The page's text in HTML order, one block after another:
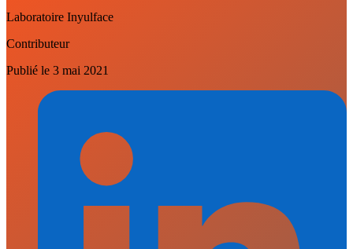
Laboratoire Inyulface
Contributeur
Publié le 3 mai 2021